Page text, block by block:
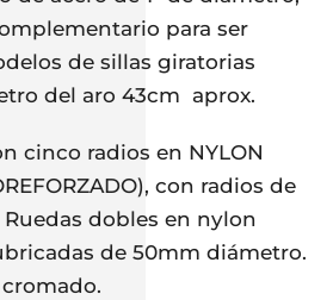
para ser
de sillas giratorias
del aro 43cm aprox.
cinco radios en NYLON
con radios de
dobles en nylon
de 50mm diámetro.